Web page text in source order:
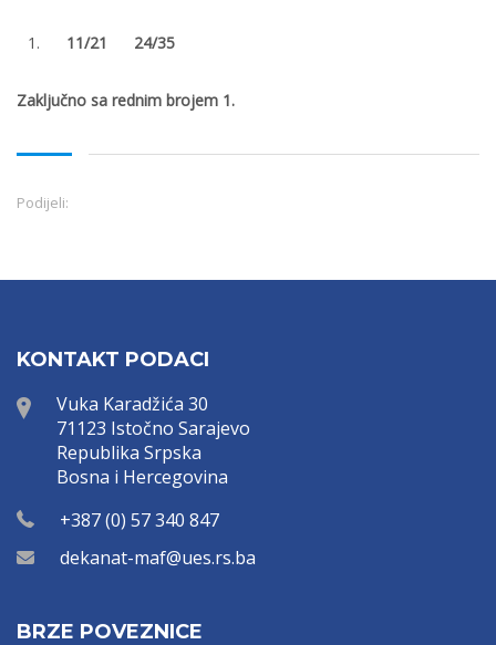
11/21 24/35
Zaključno sa rednim brojem 1.
Podijeli:
KONTAKT PODACI
Vuka Karadžića 30
71123 Istočno Sarajevo
Republika Srpska
Bosna i Hercegovina
+387 (0) 57 340 847
dekanat-maf@ues.rs.ba
BRZE POVEZNICE